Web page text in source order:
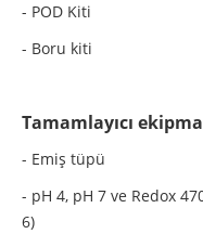
- POD Kiti
- Boru kiti
Tamamlayıcı
- Emiş tüpü
- pH 4, pH 7 ve Redox
6)